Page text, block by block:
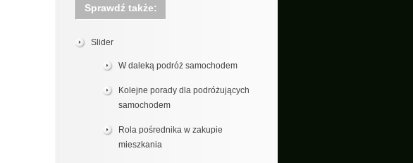
Sprawdź także:
Slider
W daleką podróż samochodem
Kolejne porady dla podróżujących
samochodem
Rola pośrednika w zakupie
mieszkania